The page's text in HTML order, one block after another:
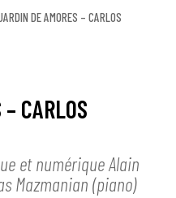
DE AMORES – CARLOS
CARLOS
et numérique Alain
Mazmanian (piano)